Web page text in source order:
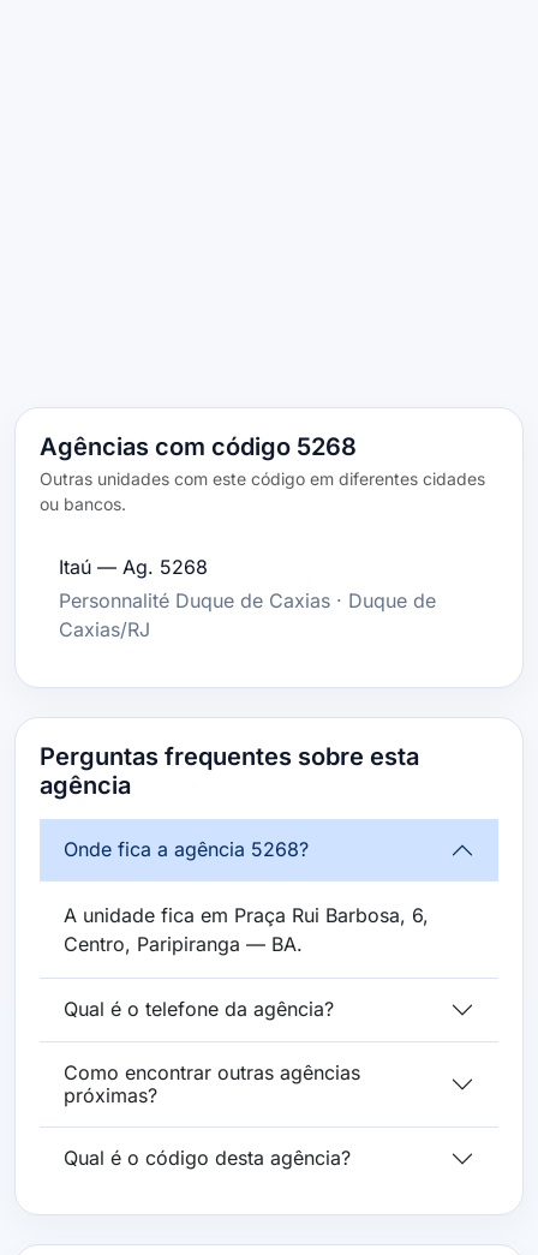
Agências com código 5268
Outras unidades com este código em diferentes cidades
ou bancos.
Itaú — Ag. 5268
Personnalité Duque de Caxias · Duque de
Caxias/RJ
Perguntas frequentes sobre esta
agência
Onde fica a agência 5268?
A unidade fica em Praça Rui Barbosa, 6,
Centro, Paripiranga — BA.
Qual é o telefone da agência?
Como encontrar outras agências
próximas?
Qual é o código desta agência?